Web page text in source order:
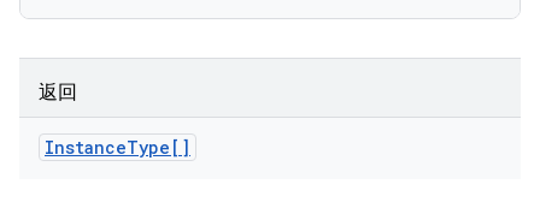
返回
InstanceType[]